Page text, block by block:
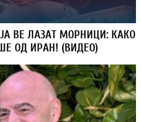
ВЕ ЛАЗАТ МОРНИЦИ: КАКО
ОД ИРАН! (ВИДЕО)